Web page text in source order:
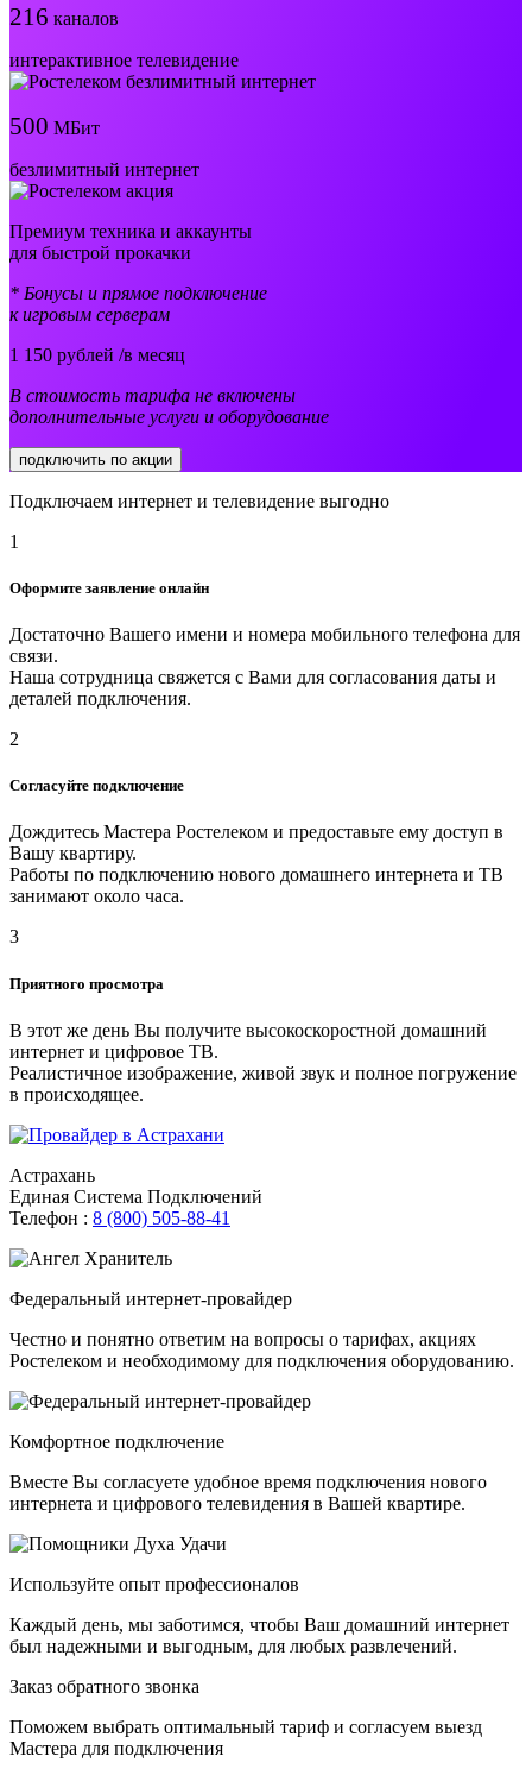
216 каналов
интерактивное телевидение
500 МБит
безлимитный интернет
Премиум техника и аккаунты
для быстрой прокачки
* Бонусы и прямое подключение
к игровым серверам
1 150 рублей /в месяц
В стоимость тарифа не включены
дополнительные услуги и оборудование
подключить по акции
Подключаем интернет и телевидение выгодно
1
Оформите заявление онлайн
Достаточно Вашего имени и номера мобильного телефона для
связи.
Наша сотрудница свяжется с Вами для согласования даты и
деталей подключения.
2
Согласуйте подключение
Дождитесь Мастера Ростелеком и предоставьте ему доступ в
Вашу квартиру.
Работы по подключению нового домашнего интернета и ТВ
занимают около часа.
3
Приятного просмотра
В этот же день Вы получите высокоскоростной домашний
интернет и цифровое ТВ.
Реалистичное изображение, живой звук и полное погружение
в происходящее.
Астрахань
Единая Система Подключений
Телефон : 8 (800) 505-88-41
Федеральный интернет-провайдер
Честно и понятно ответим на вопросы о тарифах, акциях
Ростелеком и необходимому для подключения оборудованию.
Комфортное подключение
Вместе Вы согласуете удобное время подключения нового
интернета и цифрового телевидения в Вашей квартире.
Используйте опыт профессионалов
Каждый день, мы заботимся, чтобы Ваш домашний интернет
был надежными и выгодным, для любых развлечений.
Заказ обратного звонка
Поможем выбрать оптимальный тариф и согласуем выезд
Мастера для подключения